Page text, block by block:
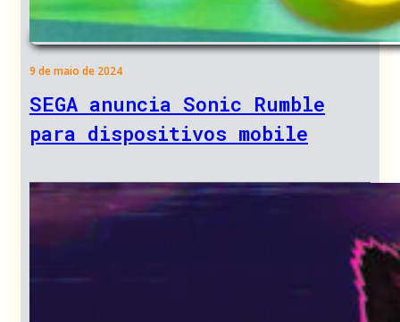
9 de maio de 2024
SEGA anuncia Sonic Rumble
para dispositivos mobile